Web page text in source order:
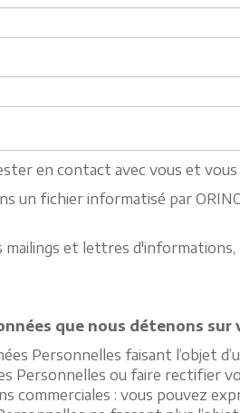
en contact avec vous et
un fichier informatisé par
mailings et lettres d'informations,
que nous détenons
Personnelles faisant l’objet
Personnelles ou faire rectifier
commerciales : vous pouvez